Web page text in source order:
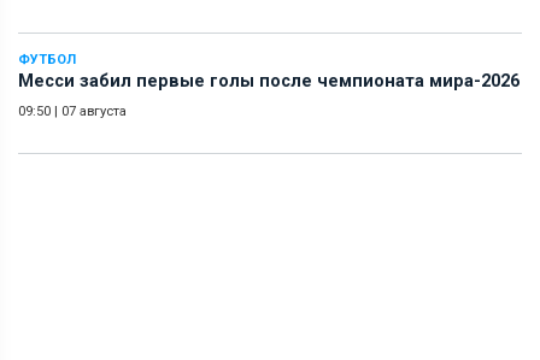
ФУТБОЛ
Месси забил первые голы после чемпионата мира-2026
09:50 | 07 августа